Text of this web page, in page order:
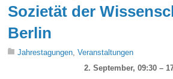
Sozietät der
Berlin
Jahrestagungen,Veranstaltungen
2. September, 09:30 –